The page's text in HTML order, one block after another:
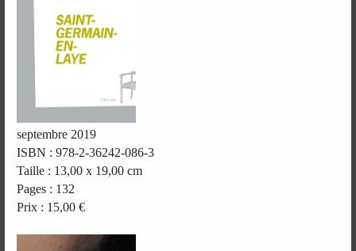
septembre 2019
ISBN : 978-2-36242-086-3
Taille : 13,00 x 19,00 cm
Pages : 132
Prix : 15,00 €